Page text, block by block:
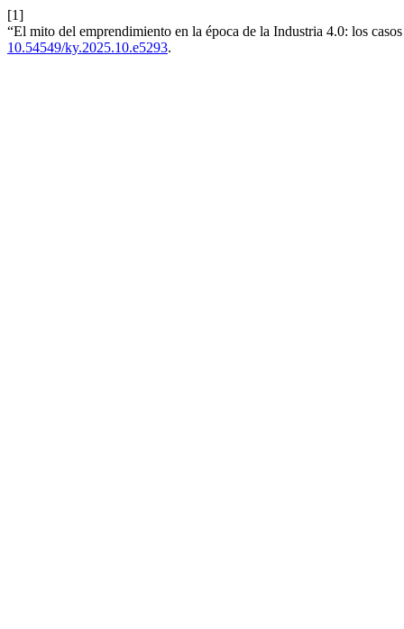
[1]
“El mito del emprendimiento en la época de la Industria 4.0: los
10.54549/ky.2025.10.e5293.